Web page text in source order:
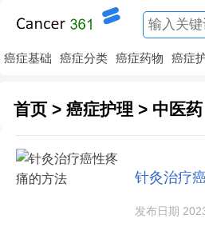
癌症基础 癌症分类 癌症药物 癌症
首页 > 癌症护理 > 中医药
针灸治疗
发布日期